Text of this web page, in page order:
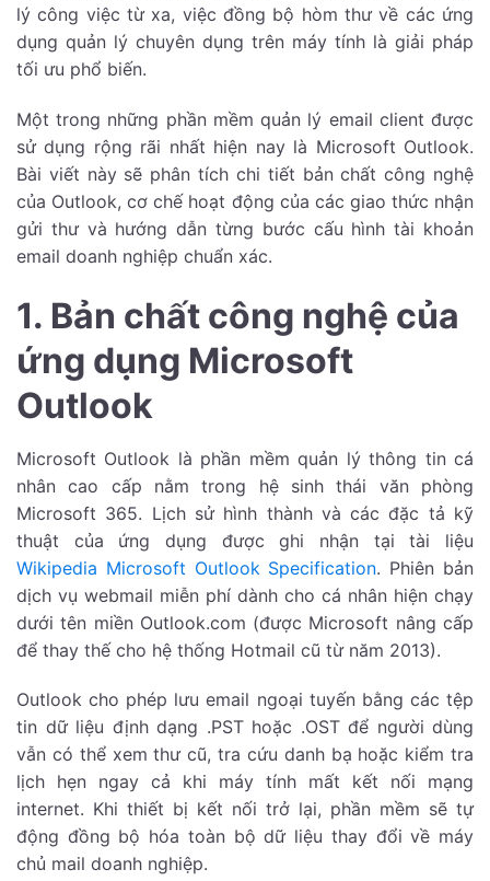
lý công việc từ xa, việc đồng bộ hòm thư về các ứng
dụng quản lý chuyên dụng trên máy tính là giải pháp
tối ưu phổ biến.
Một trong những phần mềm quản lý email client được
sử dụng rộng rãi nhất hiện nay là Microsoft Outlook.
Bài viết này sẽ phân tích chi tiết bản chất công nghệ
của Outlook, cơ chế hoạt động của các giao thức nhận
gửi thư và hướng dẫn từng bước cấu hình tài khoản
email doanh nghiệp chuẩn xác.
1. Bản chất công nghệ của
ứng dụng Microsoft
Outlook
Microsoft Outlook là phần mềm quản lý thông tin cá
nhân cao cấp nằm trong hệ sinh thái văn phòng
Microsoft 365. Lịch sử hình thành và các đặc tả kỹ
thuật của ứng dụng được ghi nhận tại tài liệu
Wikipedia Microsoft Outlook Specification. Phiên bản
dịch vụ webmail miễn phí dành cho cá nhân hiện chạy
dưới tên miền Outlook.com (được Microsoft nâng cấp
để thay thế cho hệ thống Hotmail cũ từ năm 2013).
Outlook cho phép lưu email ngoại tuyến bằng các tệp
tin dữ liệu định dạng .PST hoặc .OST để người dùng
vẫn có thể xem thư cũ, tra cứu danh bạ hoặc kiểm tra
lịch hẹn ngay cả khi máy tính mất kết nối mạng
internet. Khi thiết bị kết nối trở lại, phần mềm sẽ tự
động đồng bộ hóa toàn bộ dữ liệu thay đổi về máy
chủ mail doanh nghiệp.